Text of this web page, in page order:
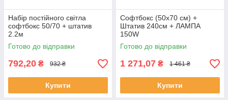
Набір постійного світла
софтбокс 50/70 + штатив
2.2м
Готово до відправки
792,20 ₴ 932 ₴
Купити
Софтбокс (50х70 см) +
Штатив 240см + ЛАМПА
150W
Готово до відправки
1 271,07 ₴ 1 461 ₴
Купити